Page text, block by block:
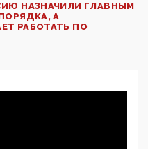
НАЗНАЧИЛИ ГЛАВНЫМ
А
РАБОТАТЬ ПО